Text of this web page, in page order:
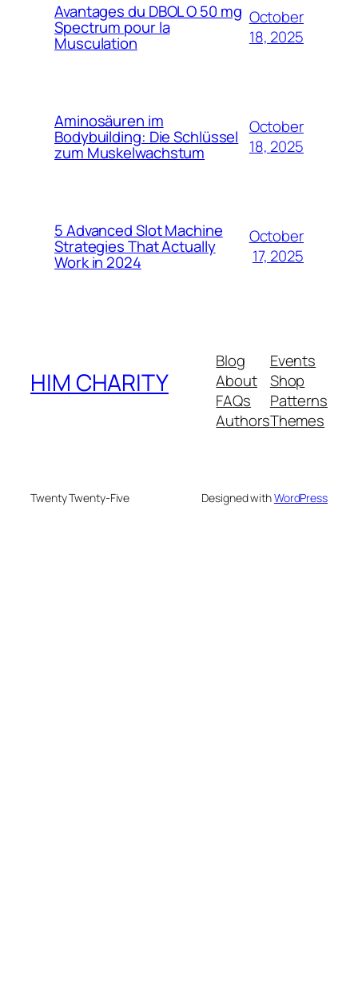
Avantages du DBOL O 50 mg
Spectrum pour la
Musculation
October
18, 2025
Aminosäuren im
Bodybuilding: Die Schlüssel
zum Muskelwachstum
October
18, 2025
5 Advanced Slot Machine
Strategies That Actually
Work in 2024
October
17, 2025
HIM CHARITY
Blog
About
FAQs
Authors
Events
Shop
Patterns
Themes
Twenty Twenty-Five Designed withWordPress